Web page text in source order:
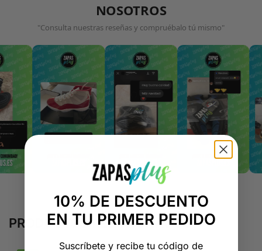
NOSOTROS
"Consulta nuestras reseñas y compruébalo tú mismo"
PRODUCTOS RELACIONADOS
10% DE DESCUENTO
EN TU PRIMER PEDIDO
Suscríbete y recibe tu código de